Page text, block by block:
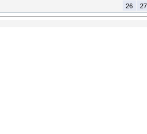
26
27